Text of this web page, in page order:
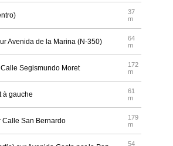
37
m
Avenida de la Marina (N-350)
64
m
Segismundo Moret
172
m
à gauche
61
m
Calle San Bernardo
179
m
54